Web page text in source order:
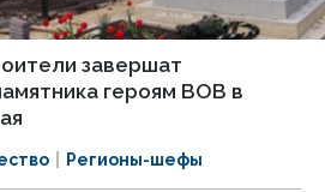
завершат
героям ВОВ в
Регионы-шефы